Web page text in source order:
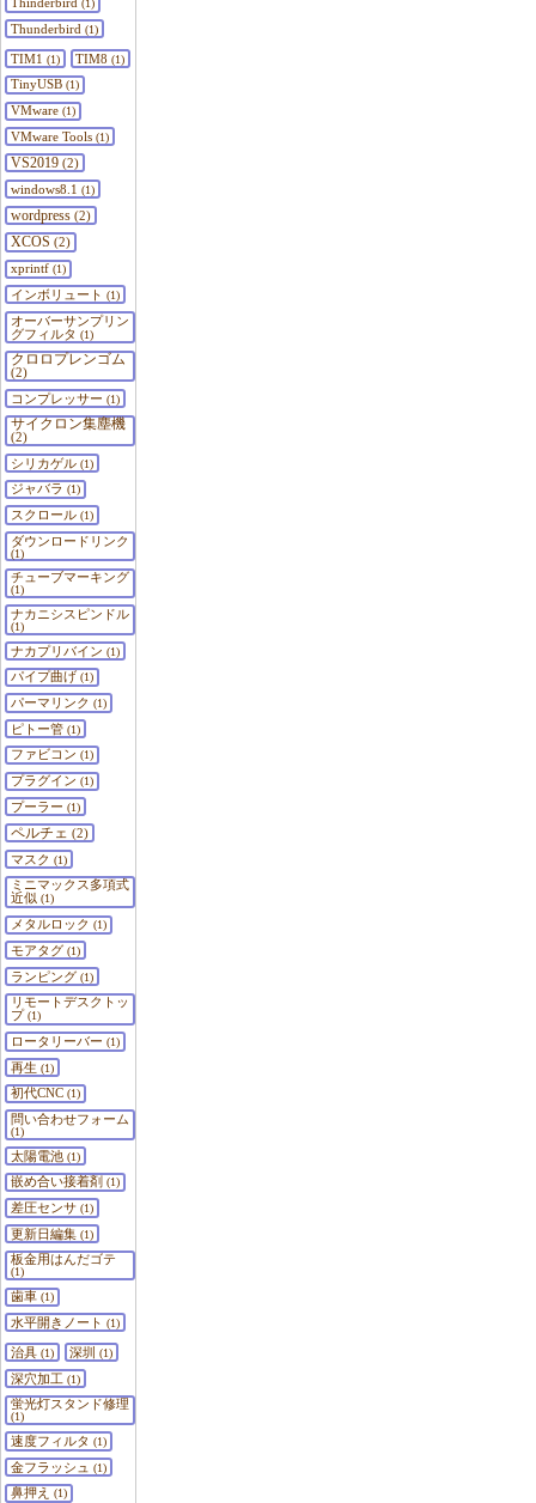
(1)
Thunderbird (1)
TIM1 (1) TIM8 (1)
TinyUSB(1)
VMware(1)
VMware Tools(1)
VS2019 (2)
windows8.1 (1)
wordpress (2)
XCOS (2)
xprintf(1)
インボリュート (1)
オーバーサンプリン
グフィルタ (1)
クロロプレンゴム
(2)
コンプレッサー (1)
サイクロン集塵機
(2)
シリカゲル(1)
ジャバラ (1)
スクロール(1)
ダウンロードリンク
(1)
チューブマーキング
(1)
ナカニシスピンドル
(1)
ナカプリバイン (1)
パイプ曲げ(1)
パーマリンク (1)
ピトー管(1)
ファビコン (1)
プラグイン (1)
プーラー (1)
ペルチェ (2)
マスク (1)
ミニマックス多項式
近似(1)
メタルロック (1)
モアタグ(1)
ランピング(1)
リモートデスクトッ
プ(1)
ロータリーバー (1)
再生 (1)
初代CNC(1)
問い合わせフォーム
(1)
太陽電池(1)
嵌め合い接着剤 (1)
差圧センサ(1)
更新日編集(1)
板金用はんだゴテ
(1)
歯車(1)
水平開きノート (1)
治具(1) 深圳 (1)
深穴加工 (1)
蛍光灯スタンド修理
(1)
速度フィルタ (1)
金フラッシュ (1)
鼻押え (1)